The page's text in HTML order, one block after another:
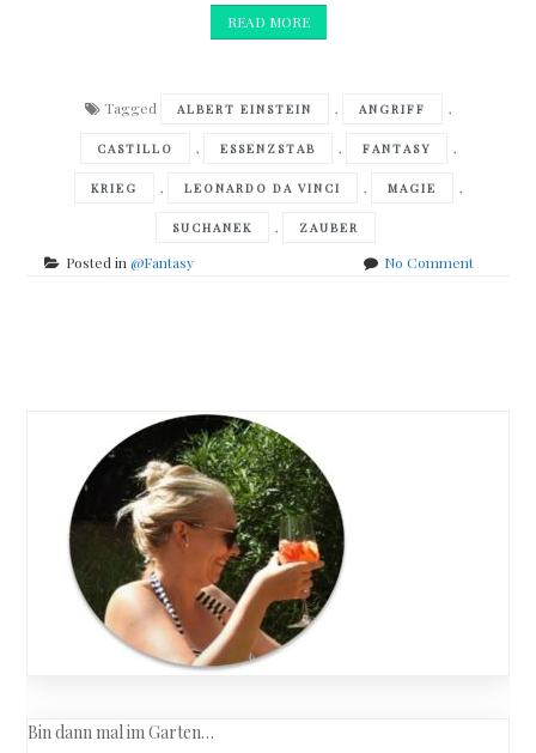
READ MORE
Tagged ALBERT EINSTEIN , ANGRIFF ,
CASTILLO , ESSENZSTAB , FANTASY ,
KRIEG , LEONARDO DA VINCI , MAGIE ,
SUCHANEK , ZAUBER
Posted in@Fantasy No Commenton
navigation
Bin dann mal im Garten…